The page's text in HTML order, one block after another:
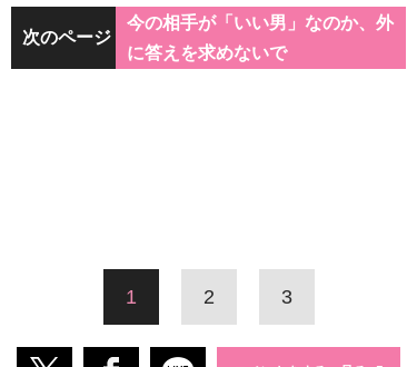
次のページ
今の相手が「いい男」なのか、外
に答えを求めないで
1 2 3